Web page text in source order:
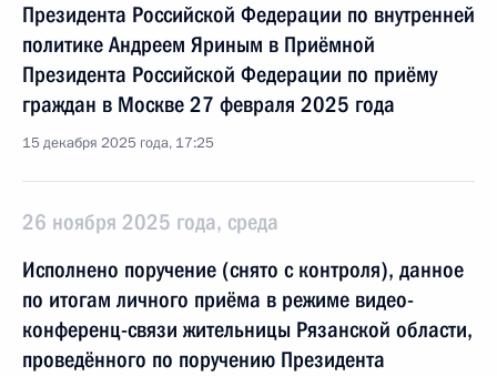
Президента Российской Федерации по внутренней
политике Андреем Яриным в Приёмной
Президента Российской Федерации по приёму
граждан в Москве 27 февраля 2025 года
15 декабря 2025 года, 17:25
26 ноября 2025 года, среда
Исполнено поручение (снято с контроля), данное
по итогам личного приёма в режиме видео-
конференц-связи жительницы Рязанской области,
проведённого по поручению Президента